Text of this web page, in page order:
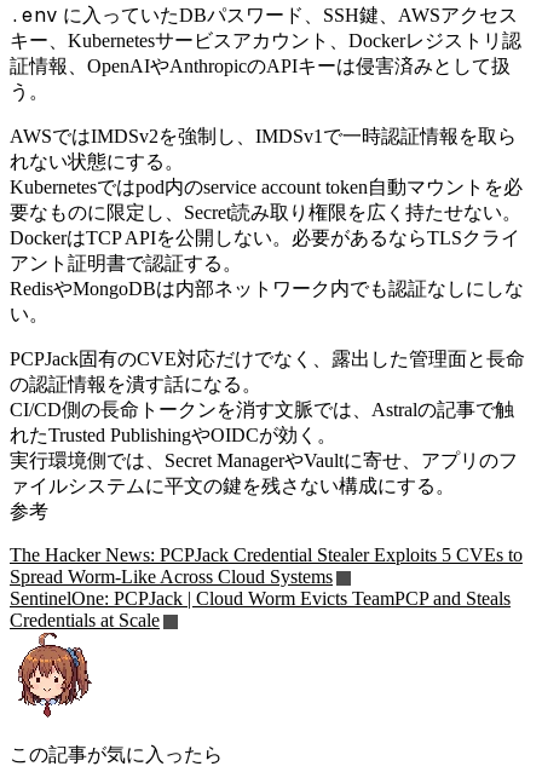
.env に入っていたDBパスワード、SSH鍵、AWSアクセス
キー、Kubernetesサービスアカウント、Dockerレジストリ認
証情報、OpenAIやAnthropicのAPIキーは侵害済みとして扱
う。
AWSではIMDSv2を強制し、IMDSv1で一時認証情報を取ら
れない状態にする。
Kubernetesではpod内のservice account token自動マウントを必
要なものに限定し、Secret読み取り権限を広く持たせない。
DockerはTCP APIを公開しない。必要があるならTLSクライ
アント証明書で認証する。
RedisやMongoDBは内部ネットワーク内でも認証なしにしな
い。
PCPJack固有のCVE対応だけでなく、露出した管理面と長命
の認証情報を潰す話になる。
CI/CD側の長命トークンを消す文脈では、Astralの記事で触
れたTrusted PublishingやOIDCが効く。
実行環境側では、Secret ManagerやVaultに寄せ、アプリのフ
ァイルシステムに平文の鍵を残さない構成にする。
参考
The Hacker News: PCPJack Credential Stealer Exploits 5 CVEs to
Spread Worm-Like Across Cloud Systems
SentinelOne: PCPJack | Cloud Worm Evicts TeamPCP and Steals
Credentials at Scale
この記事が気に入ったら